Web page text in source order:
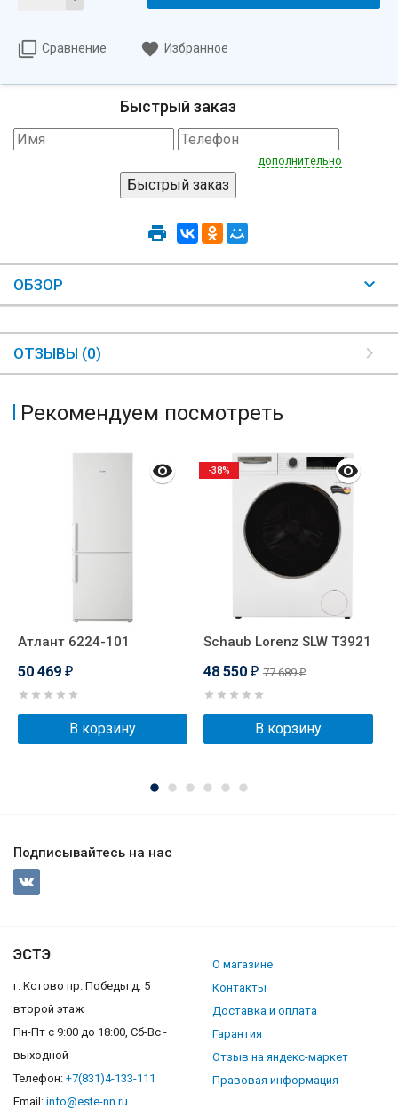
Сравнение Избранное
Быстрый заказ
дополнительно
ОБЗОР
ОТЗЫВЫ (0)
Рекомендуем посмотреть
Атлант 6224-101
50 469 ₽
В корзину
Schaub Lorenz SLW T3921
48 550 ₽ 77 689₽
В корзину
-38%
Подписывайтесь на нас
ЭСТЭ
г. Кстово пр. Победы д. 5
второй этаж
Пн-Пт с 9:00 до 18:00, Сб-Вс -
выходной
Телефон: +7(831)4-133-111
Email: info@este-nn.ru
О магазине
Контакты
Доставка и оплата
Гарантия
Отзыв на яндекс-маркет
Правовая информация